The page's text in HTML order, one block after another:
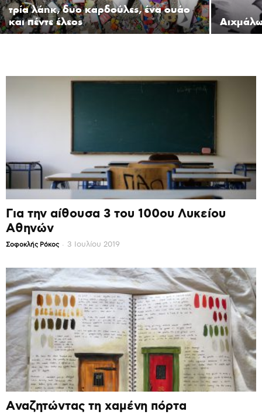
τρία λάηκ, δυο καρδούλες, ένα ουάο
και πέντε έλεος
Για την αίθουσα 3 του 100ου Λυκείου
Αθηνών
Σοφοκλής Ρόκος - 3 Ιουλίου 2019
Αναζητώντας τη χαμένη πόρτα